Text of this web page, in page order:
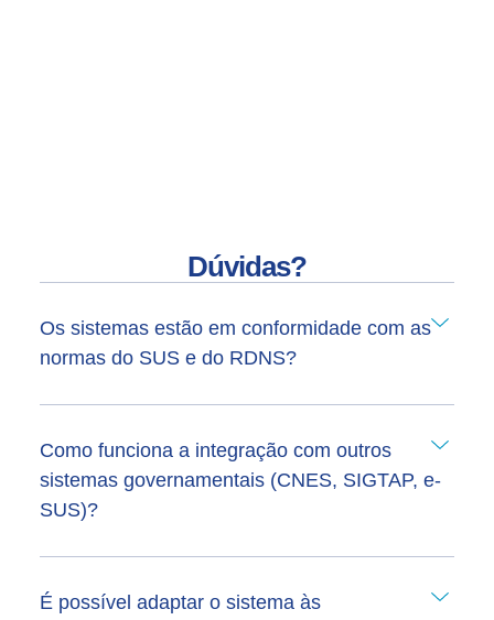
Dúvidas?
Os sistemas estão em conformidade com as
normas do SUS e do RDNS?
Como funciona a integração com outros
sistemas governamentais (CNES, SIGTAP, e-
SUS)?
É possível adaptar o sistema às